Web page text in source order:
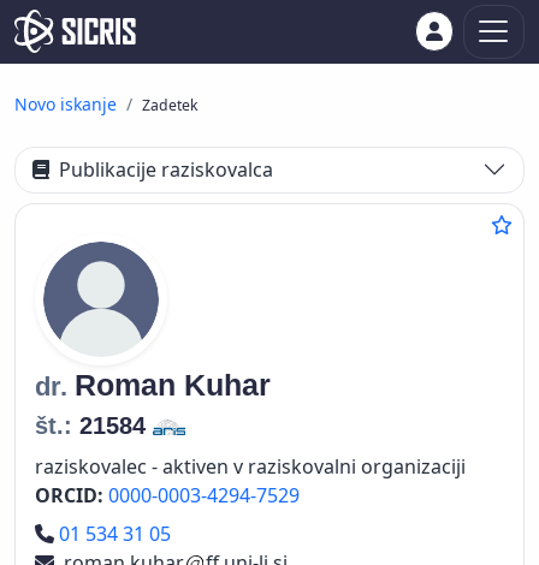
Novo iskanje Zadetek
Publikacije raziskovalca
dr. Roman Kuhar
št.: 21584
raziskovalec - aktiven v raziskovalni organizaciji
ORCID: 0000-0003-4294-7529
Telefon
01 534 31 05